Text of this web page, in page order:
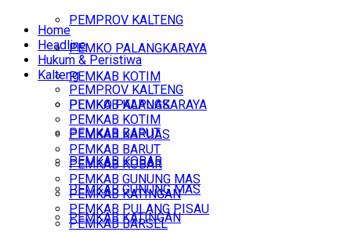
PEMPROV KALTENG
PEMKO PALANGKARAYA
PEMKAB KOTIM
PEMKAB KAPUAS
PEMKAB BARUT
PEMKAB KOBAR
PEMKAB GUNUNG MAS
PEMKAB KATINGAN
Home
Headline
Hukum & Peristiwa
Kalteng
PEMPROV KALTENG
PEMKO PALANGKARAYA
PEMKAB KOTIM
PEMKAB KAPUAS
PEMKAB BARUT
PEMKAB KOBAR
PEMKAB GUNUNG MAS
PEMKAB KATINGAN
PEMKAB PULANG PISAU
PEMKAB BARSEL